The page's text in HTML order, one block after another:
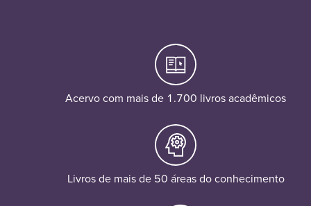
Acervo com mais de 1.700 livros acadêmicos
Livros de mais de 50 áreas do conhecimento